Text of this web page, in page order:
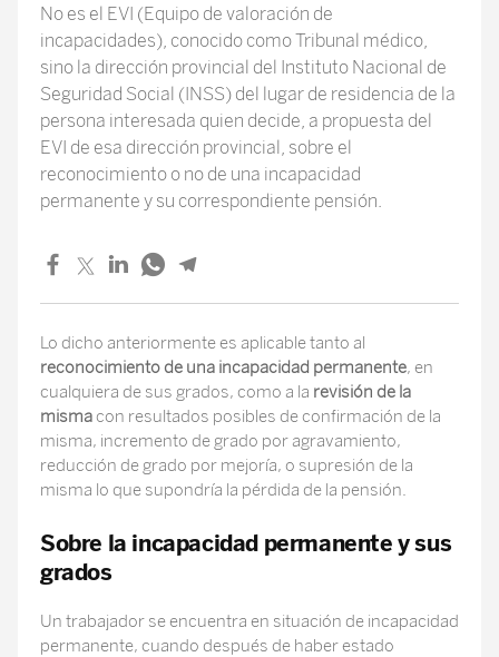
No es el EVI (Equipo de valoración de
incapacidades), conocido como Tribunal médico,
sino la dirección provincial del Instituto Nacional de
Seguridad Social (INSS) del lugar de residencia de la
persona interesada quien decide, a propuesta del
EVI de esa dirección provincial, sobre el
reconocimiento o no de una incapacidad
permanente y su correspondiente pensión.
Lo dicho anteriormente es aplicable tanto al
reconocimiento de una incapacidad permanente, en
cualquiera de sus grados, como a la revisión de la
misma con resultados posibles de confirmación de la
misma, incremento de grado por agravamiento,
reducción de grado por mejoría, o supresión de la
misma lo que supondría la pérdida de la pensión.
Sobre la incapacidad permanente y sus
grados
Un trabajador se encuentra en situación de incapacidad
permanente, cuando después de haber estado